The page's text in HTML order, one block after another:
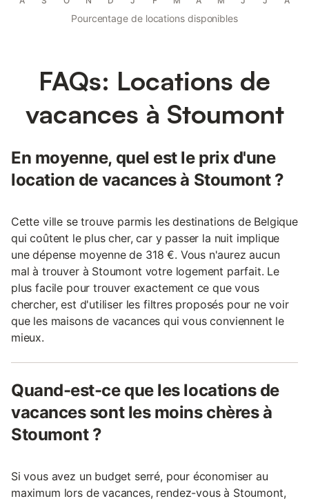
Pourcentage de locations disponibles
FAQs: Locations de
vacances à Stoumont
En moyenne, quel est le prix d'une
location de vacances à Stoumont ?
Cette ville se trouve parmis les destinations de Belgique
qui coûtent le plus cher, car y passer la nuit implique
une dépense moyenne de 318 €. Vous n'aurez aucun
mal à trouver à Stoumont votre logement parfait. Le
plus facile pour trouver exactement ce que vous
chercher, est d'utiliser les filtres proposés pour ne voir
que les maisons de vacances qui vous conviennent le
mieux.
Quand-est-ce que les locations de
vacances sont les moins chères à
Stoumont ?
Si vous avez un budget serré, pour économiser au
maximum lors de vacances, rendez-vous à Stoumont,